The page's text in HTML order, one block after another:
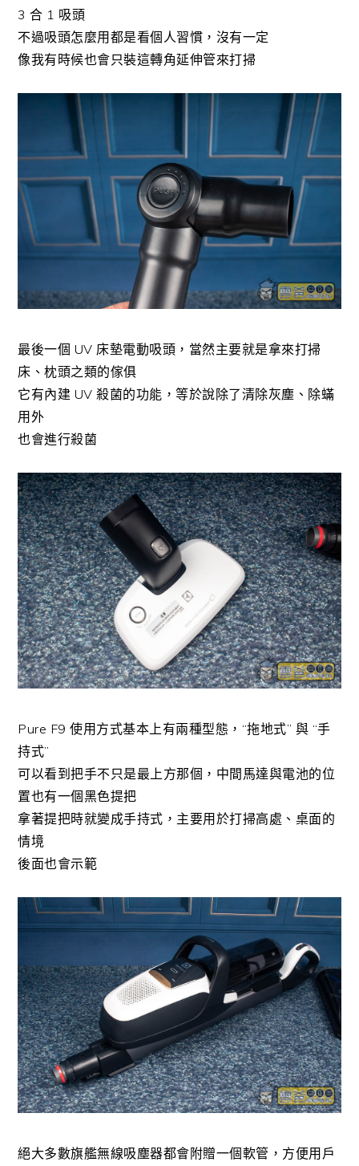
3 合 1 吸頭
不過吸頭怎麼用都是看個人習慣，沒有一定
像我有時候也會只裝這轉角延伸管來打掃
最後一個 UV 床墊電動吸頭，當然主要就是拿來打掃
床、枕頭之類的傢俱
它有內建 UV 殺菌的功能，等於說除了清除灰塵、除蟎
用外
也會進行殺菌
Pure F9 使用方式基本上有兩種型態，“拖地式” 與 “手
持式”
可以看到把手不只是最上方那個，中間馬達與電池的位
置也有一個黑色提把
拿著提把時就變成手持式，主要用於打掃高處、桌面的
情境
後面也會示範
絕大多數旗艦無線吸塵器都會附贈一個軟管，方便用戶